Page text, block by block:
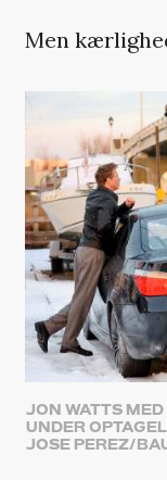
Men
JON WATTS
UNDER
JOSE PEREZ/